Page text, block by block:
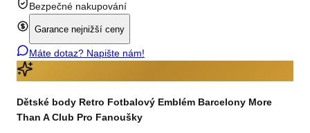
Bezpečné nakupování
Garance nejnižší ceny
Máte dotaz? Napište nám!
Dětské body Retro Fotbalový Emblém Barcelony More
Than A Club Pro Fanoušky